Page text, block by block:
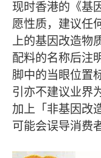
现时香港的《基
愿性质，建议任
上的基因改造物
配料的名称后注
脚中的当眼位置
引亦不建议业界
加上「非基因改
可能会误导消费